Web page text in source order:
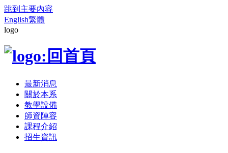
跳到主要內容
English繁體
logo
最新消息
關於本系
教學設備
師資陣容
課程介紹
招生資訊